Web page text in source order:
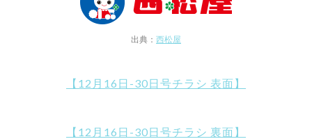
出典： 西松屋
【12月16日-30日号チラシ 表面】
【12月16日-30日号チラシ 裏面】